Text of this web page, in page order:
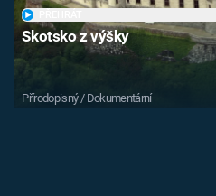
Skotsko z výšky
Přírodopisný / Dokumentární